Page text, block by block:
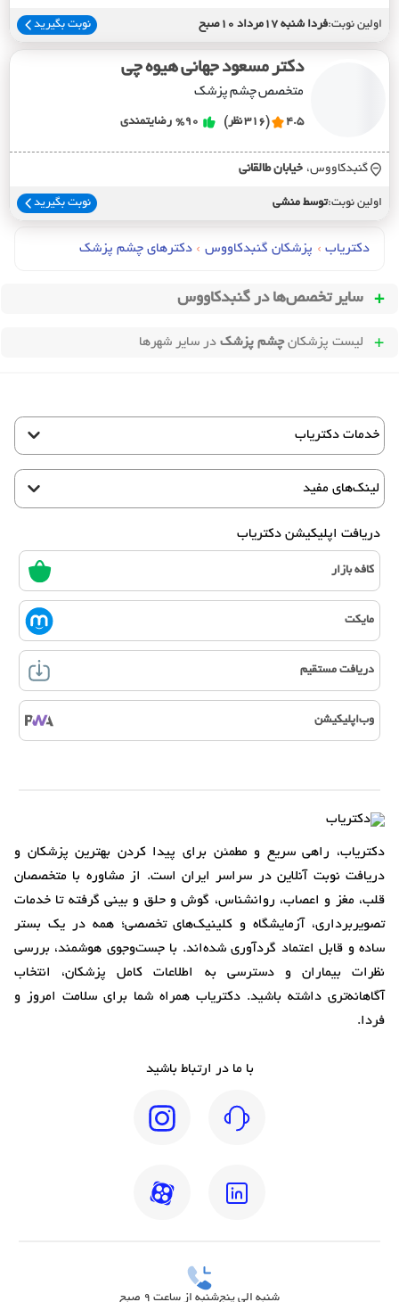
اولین نوبت:فردا شنبه 17مرداد 10صبح نوبت بگیرید
دکتر مسعود جهانی هیوه چی
متخصص چشم پزشک
4.5 (316 نظر) %90 رضایتمندی
گنبدکاووس، خيابان طالقاني
اولین نوبت:توسط منشی نوبت بگیرید
دکتریاب › پزشکان گنبدکاووس › دکترهای چشم پزشک
سایر تخصص‌ها در گنبدکاووس
لیست پزشکانچشم پزشک در سایر شهرها
خدمات دکتریاب
لینک‌های مفید
دریافت اپلیکیشن دکتریاب
کافه بازار
مایکت
دریافت مستقیم
وب‌اپلیکیشن
دکتریاب، راهی سریع و مطمئن برای پیدا کردن بهترین پزشکان و
دریافت نوبت آنلاین در سراسر ایران است. از مشاوره با متخصصان
قلب، مغز و اعصاب، روانشناس، گوش و حلق و بینی گرفته تا خدمات
تصویربرداری، آزمایشگاه و کلینیک‌های تخصصی؛ همه در یک بستر
ساده و قابل اعتماد گردآوری شده‌اند. با جست‌وجوی هوشمند، بررسی
نظرات بیماران و دسترسی به اطلاعات کامل پزشکان، انتخاب
آگاهانه‌تری داشته باشید. دکتریاب همراه شما برای سلامت امروز و
فردا.
با ما در ارتباط باشید
شنبه الی پنج‌شنبه از ساعت 9 صبح